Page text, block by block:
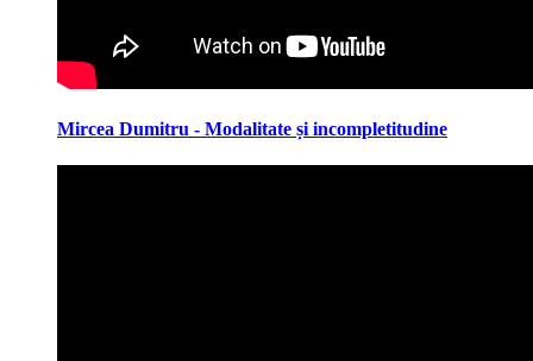
Mircea Dumitru - Modalitate și incompletitudine